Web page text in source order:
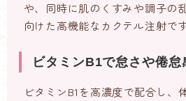
や、同時に肌のくすみや調子の
向けた高機能なカクテル注射です
ビタミンB1で怠さや倦怠
ビタミンB1を高濃度で配合し、